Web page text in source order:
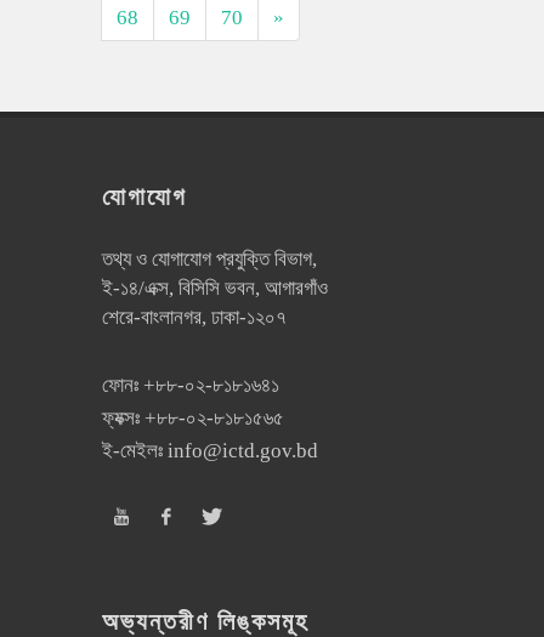
68
69 70 »
যোগাযোগ
তথ্য ও যোগাযোগ প্রযুক্তি বিভাগ,
ই-১৪/এক্স, বিসিসি ভবন, আগারগাঁও
শেরে-বাংলানগর, ঢাকা-১২০৭
ফোনঃ +৮৮-০২-৮১৮১৬৪১
ফ্যক্সঃ +৮৮-০২-৮১৮১৫৬৫
ই-মেইলঃ info@ictd.gov.bd
অভ্যন্তরীণ লিঙ্কসমূহ